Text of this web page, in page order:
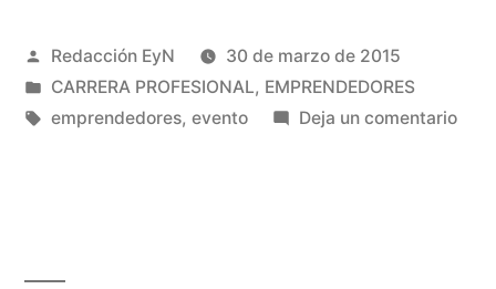
Publicado
por
Redacción EyN
30 de marzo de 2015
Publicado
en
CARRERA PROFESIONAL, EMPRENDEDORES
Etiquetas:
emprendedores, evento Deja un comentarioen